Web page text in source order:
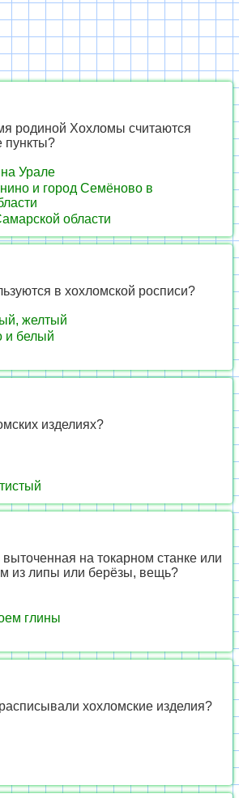
родиной Хохломы считаются
пункты?
Урале
и город Семёново в
области
в хохломской росписи?
желтый
и белый
изделиях?
на токарном станке или
из липы или берёзы, вещь?
глины
хохломские изделия?